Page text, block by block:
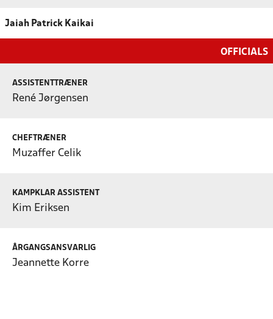
Jaiah Patrick Kaikai
OFFICIALS
ASSISTENTTRÆNER
René Jørgensen
CHEFTRÆNER
Muzaffer Celik
KAMPKLAR ASSISTENT
Kim Eriksen
ÅRGANGSANSVARLIG
Jeannette Korre